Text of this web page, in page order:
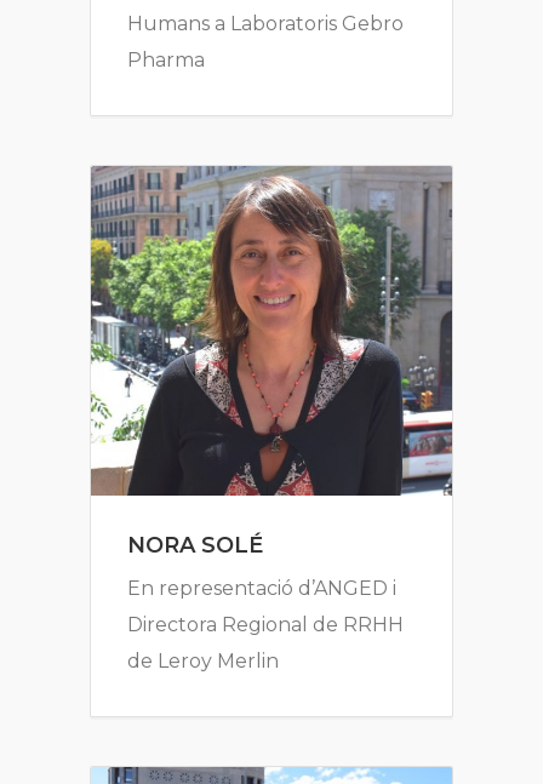
Humans a Laboratoris Gebro
Pharma
NORA SOLÉ
En representació d’ANGED i
Directora Regional de RRHH
de Leroy Merlin